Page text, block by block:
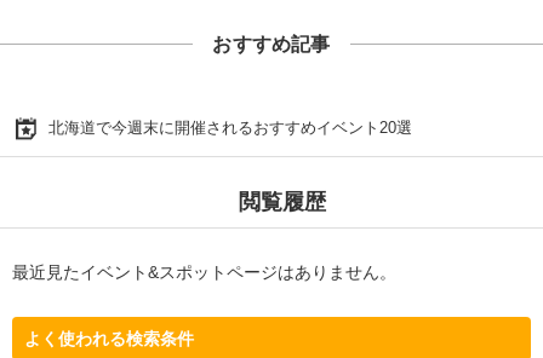
おすすめ記事
北海道で今週末に開催されるおすすめイベント20選
閲覧履歴
最近見たイベント&スポットページはありません。
よく使われる検索条件